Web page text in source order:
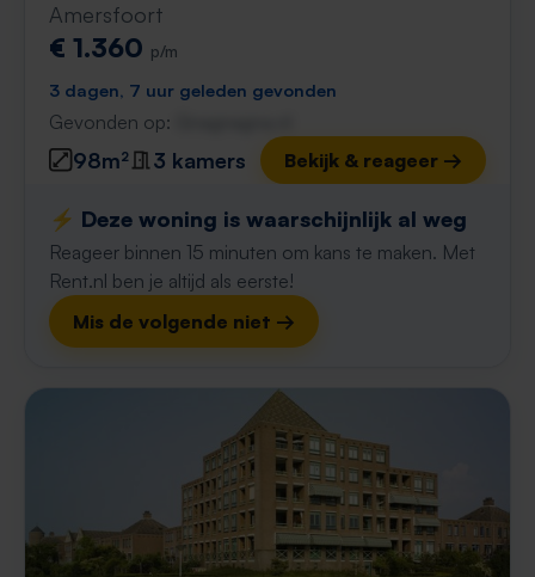
Amersfoort
€ 1.360 p/m
3 dagen, 7 uur geleden gevonden
Gevonden op:
98m² 3 kamers Bekijk & reageer →
⚡️ Deze woning is waarschijnlijk al weg
Reageer binnen 15 minuten om kans te maken. Met
Rent.nl ben je altijd als eerste!
Mis de volgende niet →